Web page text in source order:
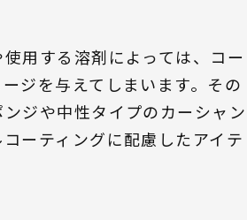
用する溶剤によっては、コー
ジを与えてしまいます。その
ジや中性タイプのカーシャン
ーティングに配慮したアイテ